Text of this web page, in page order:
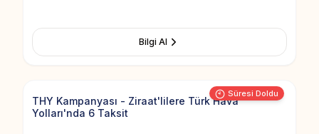
Bilgi Al
Süresi Doldu
Add to
THY Kampanyası - Ziraat'lilere Türk Hava
Yolları'nda 6 Taksit